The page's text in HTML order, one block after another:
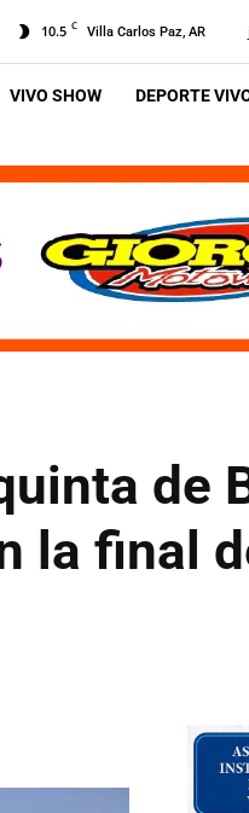
10.5 C Villa Carlos Paz, AR
VIVO SHOW DEPORTE
de
la final